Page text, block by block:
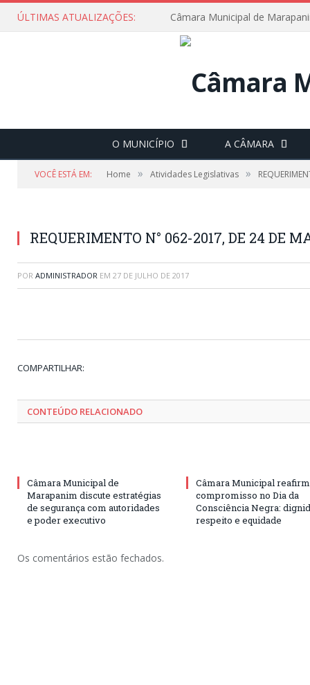
ÚLTIMAS ATUALIZAÇÕES:
O MUNICÍPIO A CÂMARA
VOCÊ ESTÁ EM: Home » Atividades Legislativas »
REQUERIMENTO N° 062-2017, DE 24 DE
POR ADMINISTRADOR EM 27 DE JULHO DE 2017
COMPARTILHAR:
CONTEÚDO RELACIONADO
Câmara Municipal de
Marapanim discute estratégias
de segurança com autoridades
e poder executivo
Câmara Municipal
compromisso no Dia da
Consciência Negra:
respeito e equidade
Os comentários estão fechados.